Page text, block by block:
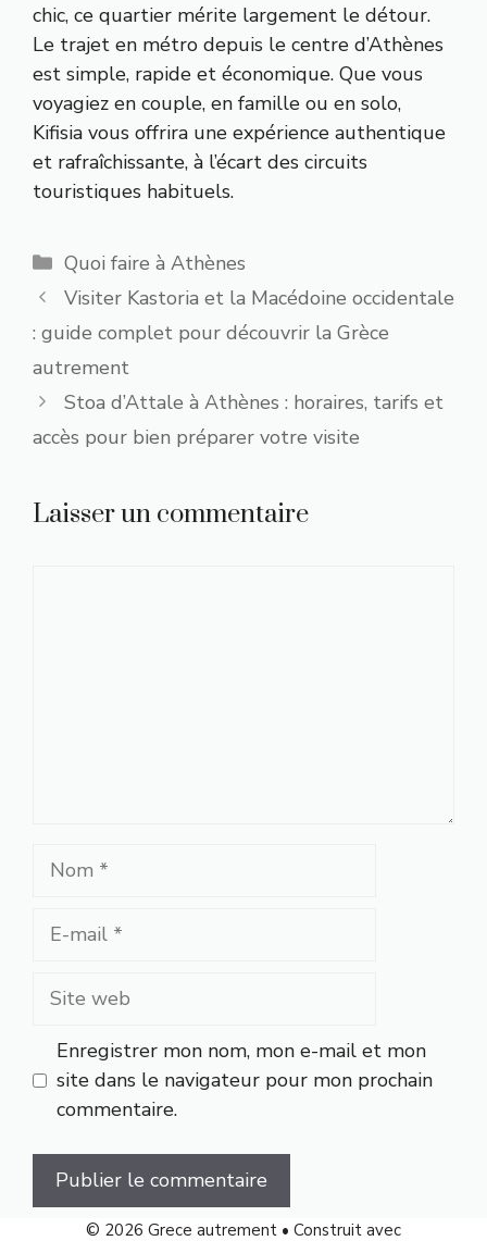
chic, ce quartier mérite largement le détour.
Le trajet en métro depuis le centre d’Athènes
est simple, rapide et économique. Que vous
voyagiez en couple, en famille ou en solo,
Kifisia vous offrira une expérience authentique
et rafraîchissante, à l’écart des circuits
touristiques habituels.
Catégories
Quoi faire à Athènes
Visiter Kastoria et la Macédoine occidentale
: guide complet pour découvrir la Grèce
autrement
Stoa d’Attale à Athènes : horaires, tarifs et
accès pour bien préparer votre visite
Laisser un commentaire
Nom
Site
Enregistrer mon nom, mon e-mail et mon
site dans le navigateur pour mon prochain
commentaire.
© 2026 Grece autrement • Construit avec